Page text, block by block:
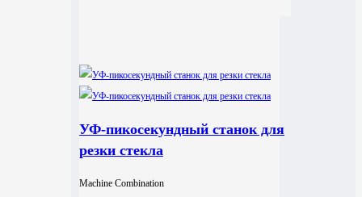
УФ-пикосекундный станок для
резки стекла
Machine Combination